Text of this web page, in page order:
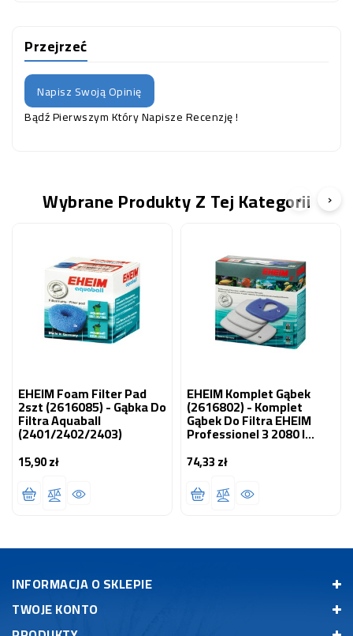
Przejrzeć
Napisz Swoją Opinię
Bądź Pierwszym Który Napisze Recenzję !
Wybrane Produkty Z Tej Kategorii
EHEIM Foam Filter Pad
2szt (2616085) - Gąbka Do
Filtra Aquaball
(2401/2402/2403)
15,90 złCena
EHEIM Komplet Gąbek
(2616802) - Komplet
Gąbek Do Filtra EHEIM
Professionel 3 2080 I
Niebieska)
74,33 złCena
‹ ›
INFORMACJA O SKLEPIE
TWOJE KONTO